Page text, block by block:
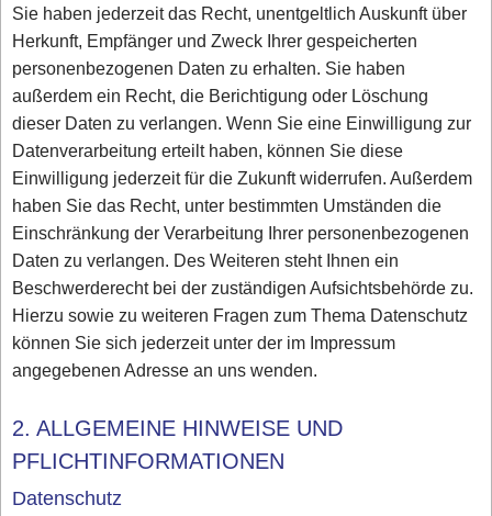
Sie haben jederzeit das Recht, unentgeltlich Auskunft über
Herkunft, Empfänger und Zweck Ihrer gespeicherten
personenbezogenen Daten zu erhalten. Sie haben
außerdem ein Recht, die Berichtigung oder Löschung
dieser Daten zu verlangen. Wenn Sie eine Einwilligung zur
Datenverarbeitung erteilt haben, können Sie diese
Einwilligung jederzeit für die Zukunft widerrufen. Außerdem
haben Sie das Recht, unter bestimmten Umständen die
Einschränkung der Verarbeitung Ihrer personenbezogenen
Daten zu verlangen. Des Weiteren steht Ihnen ein
Beschwerderecht bei der zuständigen Aufsichtsbehörde zu.
Hierzu sowie zu weiteren Fragen zum Thema Datenschutz
können Sie sich jederzeit unter der im Impressum
angegebenen Adresse an uns wenden.
2. ALLGEMEINE HINWEISE UND
PFLICHTINFORMATIONEN
Datenschutz